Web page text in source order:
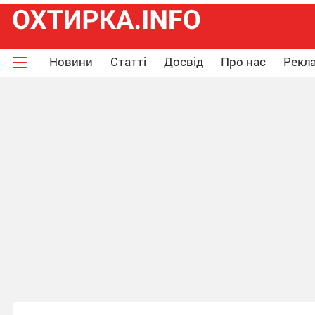
Новини Статті Досвід Про нас